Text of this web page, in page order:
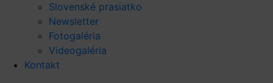
Slovenské prasiatko
Newsletter
Fotogaléria
Videogaléria
Kontakt